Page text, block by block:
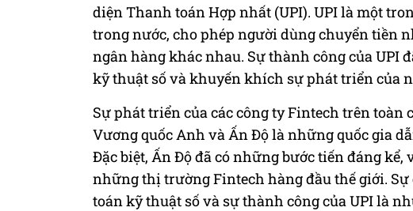
diện Thanh toán Hợp nhất (UPI). UPI là một
trong nước, cho phép người dùng chuyển tiền
ngân hàng khác nhau. Sự thành công của UPI
kỹ thuật số và khuyến khích sự phát triển của
Sự phát triển của các công ty Fintech trên toàn
Vương quốc Anh và Ấn Độ là những quốc gia
Đặc biệt, Ấn Độ đã có những bước tiến đáng
những thị trường Fintech hàng đầu thế giới.
toán kỹ thuật số và sự thành công của UPI là